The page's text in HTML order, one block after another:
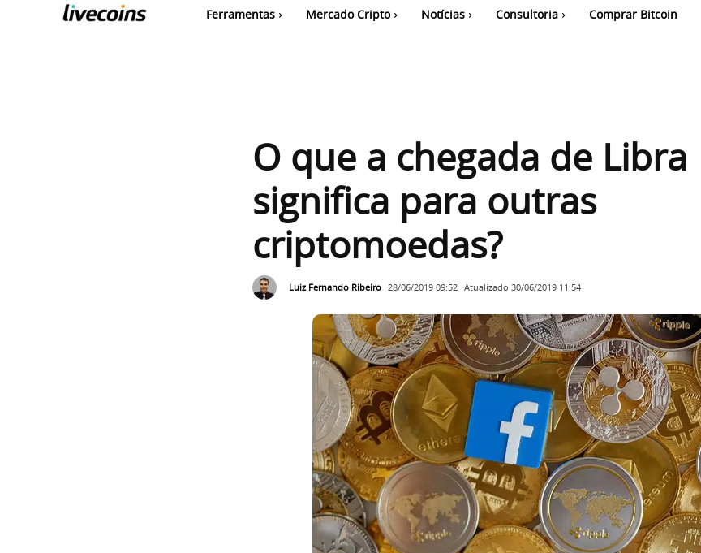
Ferramentas Mercado Cripto Notícias Consultoria Comprar Bitcoin
O que a chegada de Libra
significa para outras
criptomoedas?
Luiz Fernando Ribeiro 28/06/2019 09:52 Atualizado 30/06/2019 11:54